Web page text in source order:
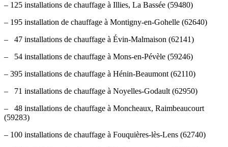
– 125 installations de chauffage à Illies, La Bassée (59480)
– 195 installation de chauffage à Montigny-en-Gohelle (62640)
– 47 installations de chauffage à Évin-Malmaison (62141)
– 54 installations de chauffage à Mons-en-Pévèle (59246)
– 395 installations de chauffage à Hénin-Beaumont (62110)
– 71 installations de chauffage à Noyelles-Godault (62950)
– 48 installations de chauffage à Moncheaux, Raimbeaucourt
(59283)
– 100 installations de chauffage à Fouquières-lès-Lens (62740)